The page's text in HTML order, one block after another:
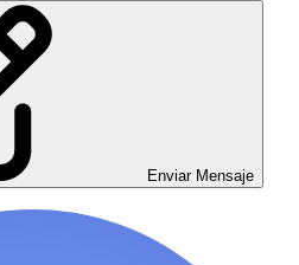
Enviar Mensaje